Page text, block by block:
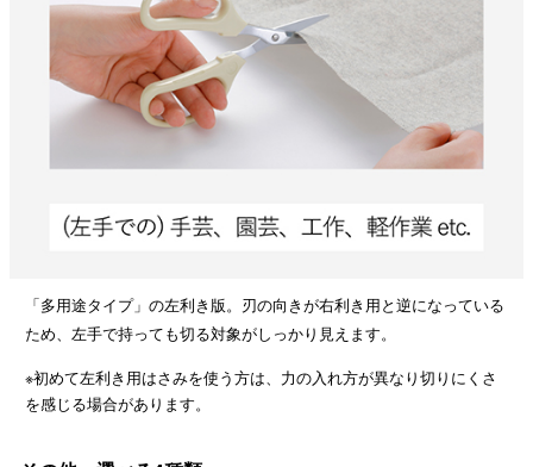
「多用途タイプ」の左利き版。刃の向きが右利き用と逆になっている
ため、左手で持っても切る対象がしっかり見えます。
※初めて左利き用はさみを使う方は、力の入れ方が異なり切りにくさ
を感じる場合があります。